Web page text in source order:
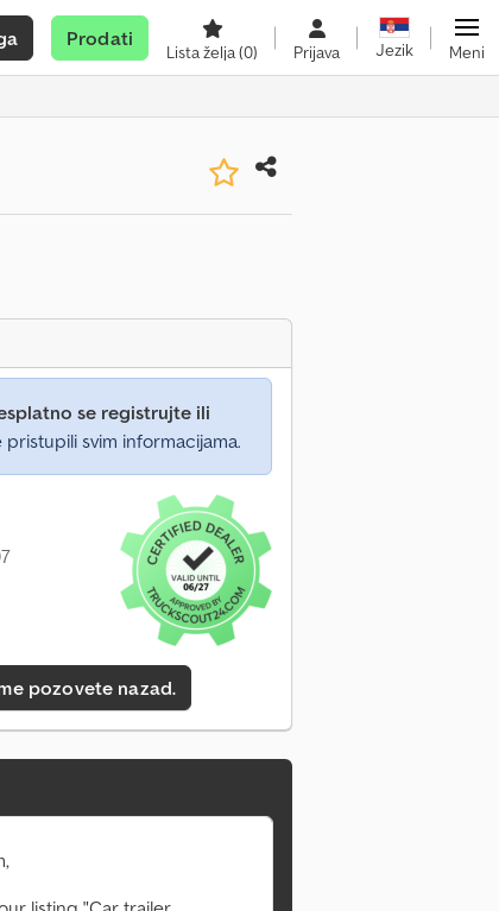
Prodati
Lista želja(0) Prijava Jezik Meni
se registrujte ili
svim informacijama.
pozovete nazad.